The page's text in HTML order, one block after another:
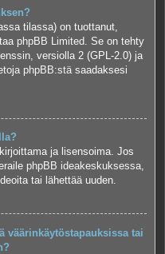
tilassa) on tuottanut,
phpBB Limited. Se on tehty
versiolla 2 (GPL-2.0) ja
phpBB:stäsaadaksesi
ja lisensoima. Jos
phpBB ideakeskuksessa
tai lähettää uuden.
väärinkäytöstapauksissa tai